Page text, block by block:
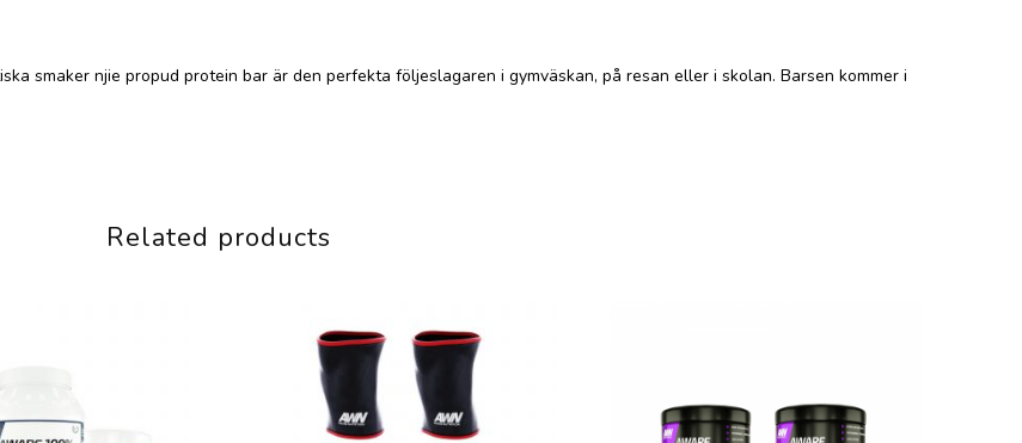
smaker njie propud protein bar är den perfekta följeslagaren i gymväskan, på resan eller i skolan. Barsen kommer i
Related products